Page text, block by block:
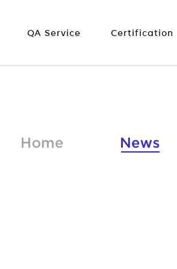
QA Service Certification